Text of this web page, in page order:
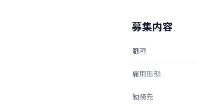
募集内容
職種
雇用形態
勤務先